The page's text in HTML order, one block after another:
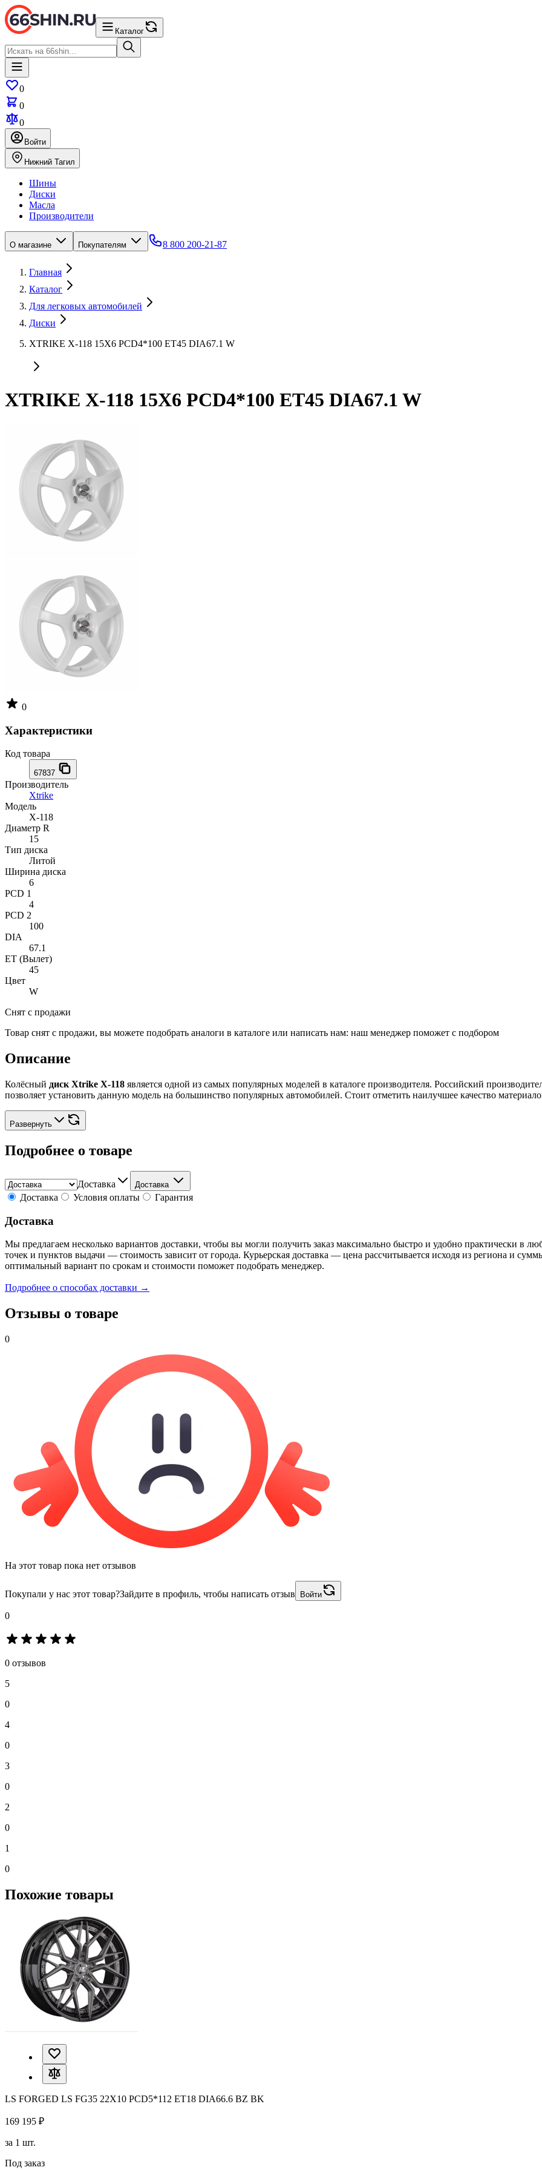
Каталог
0
0
0
Войти
Нижний Тагил
Шины
Диски
Масла
Производители
О магазине Покупателям 8 800 200-21-87
Главная
Каталог
Для легковых автомобилей
Диски
XTRIKE X-118 15X6 PCD4*100 ET45 DIA67.1 W
XTRIKE X-118 15X6 PCD4*100 ET45 DIA67.1 W
0
Характеристики
Код товара
67837
Производитель
Xtrike
Модель
X-118
Диаметр R
15
Тип диска
Литой
Ширина диска
6
PCD 1
4
PCD 2
100
DIA
67.1
ET (Вылет)
45
Цвет
W
Снят с продажи
Товар снят с продажи, вы можете подобрать аналоги в каталоге или написать нам: наш менеджер поможет с подбором
Описание
Колёсный диск Xtrike X-118 является одной из самых популярных моделей в каталоге производителя. Российский
позволяет установить данную модель на большинство популярных автомобилей. Стоит отметить наилучшее качество
Развернуть
Подробнее о товаре
Доставка Доставка
Доставка Условия оплаты Гарантия
Доставка
Мы предлагаем несколько вариантов доставки, чтобы вы могли получить заказ максимально быстро и удобно практически в
точек и пунктов выдачи — стоимость зависит от города. Курьерская доставка — цена рассчитывается исходя из региона и
оптимальный вариант по срокам и стоимости поможет подобрать менеджер.
Подробнее о способах доставки →
Отзывы о товаре
0
На этот товар пока нет отзывов
Покупали у нас этот товар?Зайдите в профиль, чтобы написать отзыв Войти
0
0 отзывов
5
0
4
0
3
0
2
0
1
0
Похожие товары
LS FORGED LS FG35 22X10 PCD5*112 ET18 DIA66.6 BZ BK
169 195 ₽
за 1 шт.
Под заказ